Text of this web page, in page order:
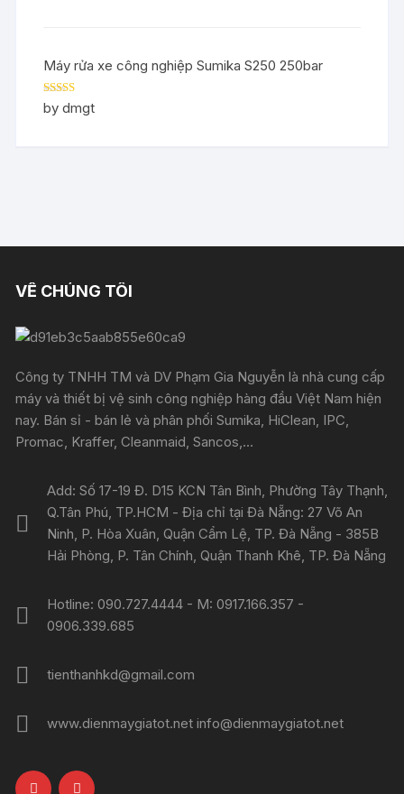
Máy rửa xe công nghiệp Sumika S250 250bar
Rated5out
of 5
by dmgt
VỀ CHÚNG TÔI
Công ty TNHH TM và DV Phạm Gia Nguyễn là nhà cung cấp
máy và thiết bị vệ sinh công nghiệp hàng đầu Việt Nam hiện
nay. Bán sỉ - bán lẻ và phân phối Sumika, HiClean, IPC,
Promac, Kraffer, Cleanmaid, Sancos,...
Add: Số 17-19 Đ. D15 KCN Tân Bình, Phường Tây Thạnh,
Q.Tân Phú, TP.HCM - Địa chỉ tại Đà Nẵng: 27 Võ An
Ninh, P. Hòa Xuân, Quận Cẩm Lệ, TP. Đà Nẵng - 385B
Hải Phòng, P. Tân Chính, Quận Thanh Khê, TP. Đà Nẵng
Hotline: 090.727.4444 - M: 0917.166.357 -
0906.339.685
tienthanhkd@gmail.com
www.dienmaygiatot.net info@dienmaygiatot.net